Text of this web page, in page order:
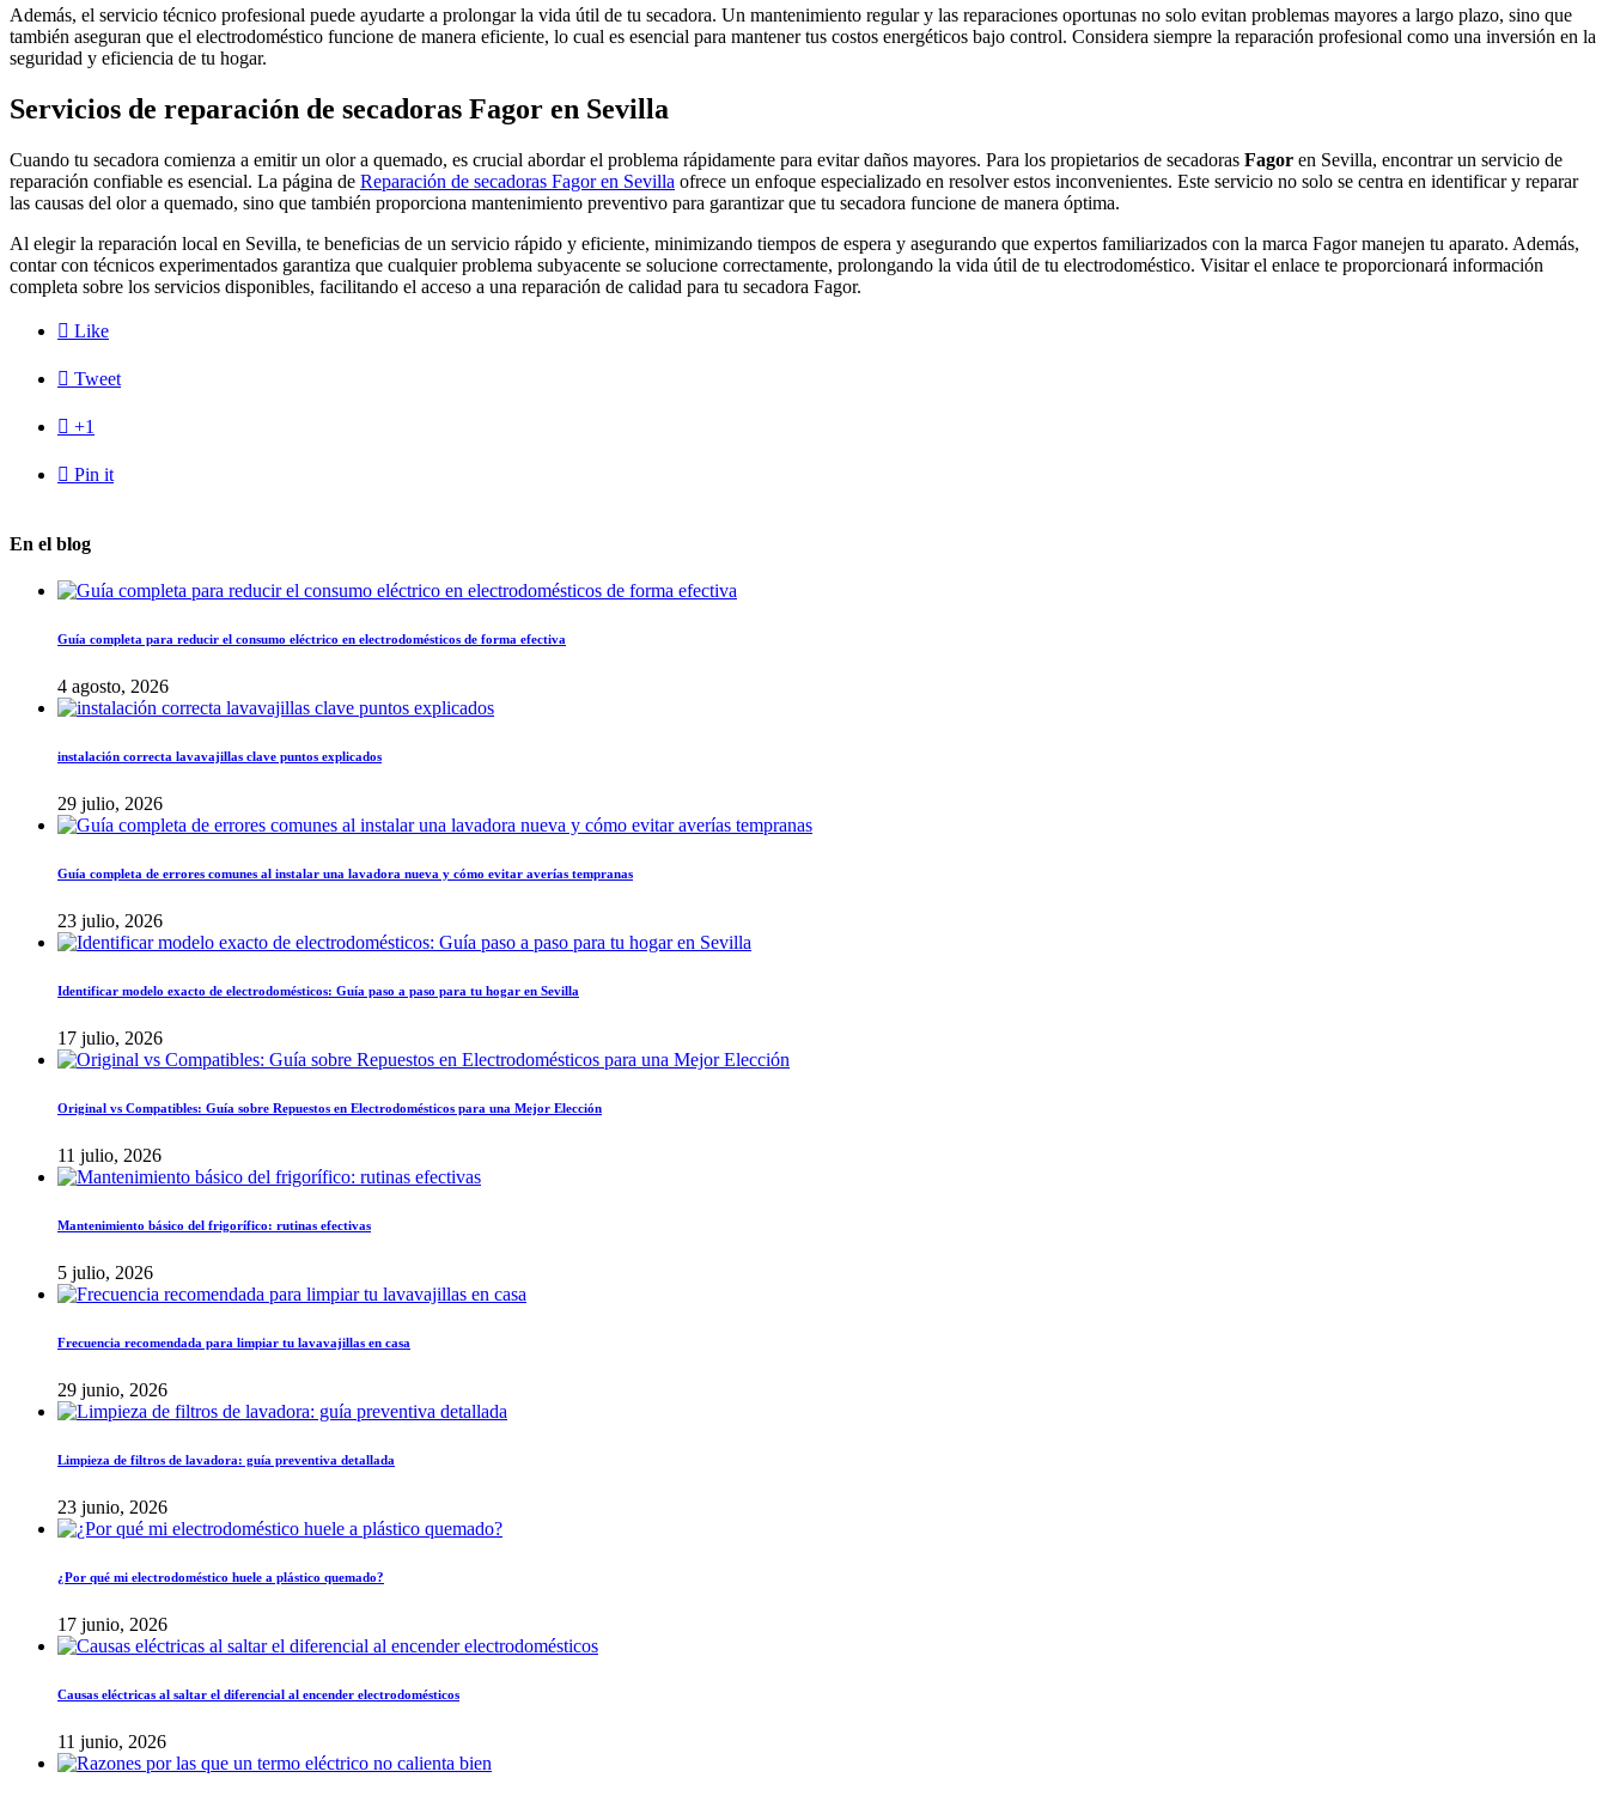
Además, el servicio técnico profesional puede ayudarte a prolongar la vida útil de tu secadora. Un mantenimiento regular y las reparaciones oportunas no solo evitan problemas mayores a largo plazo, sino que
también aseguran que el electrodoméstico funcione de manera eficiente, lo cual es esencial para mantener tus costos energéticos bajo control. Considera siempre la reparación profesional como una inversión en la
seguridad y eficiencia de tu hogar.
Servicios de reparación de secadoras Fagor en Sevilla
Cuando tu secadora comienza a emitir un olor a quemado, es crucial abordar el problema rápidamente para evitar daños mayores. Para los propietarios de secadoras Fagor en Sevilla, encontrar un servicio de
reparación confiable es esencial. La página de Reparación de secadoras Fagor en Sevilla ofrece un enfoque especializado en resolver estos inconvenientes. Este servicio no solo se centra en identificar y reparar
las causas del olor a quemado, sino que también proporciona mantenimiento preventivo para garantizar que tu secadora funcione de manera óptima.
Al elegir la reparación local en Sevilla, te beneficias de un servicio rápido y eficiente, minimizando tiempos de espera y asegurando que expertos familiarizados con la marca Fagor manejen tu aparato. Además,
contar con técnicos experimentados garantiza que cualquier problema subyacente se solucione correctamente, prolongando la vida útil de tu electrodoméstico. Visitar el enlace te proporcionará información
completa sobre los servicios disponibles, facilitando el acceso a una reparación de calidad para tu secadora Fagor.
 Like
 Tweet
 +1
 Pin it
En el blog
Guía completa para reducir el consumo eléctrico en electrodomésticos de forma efectiva
4 agosto, 2026
instalación correcta lavavajillas clave puntos explicados
29 julio, 2026
Guía completa de errores comunes al instalar una lavadora nueva y cómo evitar averías tempranas
23 julio, 2026
Identificar modelo exacto de electrodomésticos: Guía paso a paso para tu hogar en Sevilla
17 julio, 2026
Original vs Compatibles: Guía sobre Repuestos en Electrodomésticos para una Mejor Elección
11 julio, 2026
Mantenimiento básico del frigorífico: rutinas efectivas
5 julio, 2026
Frecuencia recomendada para limpiar tu lavavajillas en casa
29 junio, 2026
Limpieza de filtros de lavadora: guía preventiva detallada
23 junio, 2026
¿Por qué mi electrodoméstico huele a plástico quemado?
17 junio, 2026
Causas eléctricas al saltar el diferencial al encender electrodomésticos
11 junio, 2026